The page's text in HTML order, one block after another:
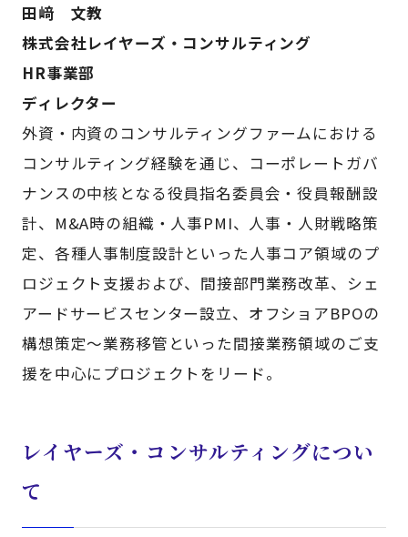
田﨑 文教
株式会社レイヤーズ・コンサルティング
HR事業部
ディレクター
外資・内資のコンサルティングファームにおける
コンサルティング経験を通じ、コーポレートガバ
ナンスの中核となる役員指名委員会・役員報酬設
計、M&A時の組織・人事PMI、人事・人財戦略策
定、各種人事制度設計といった人事コア領域のプ
ロジェクト支援および、間接部門業務改革、シェ
アードサービスセンター設立、オフショアBPOの
構想策定～業務移管といった間接業務領域のご支
援を中心にプロジェクトをリード。
レイヤーズ・コンサルティングについ
て